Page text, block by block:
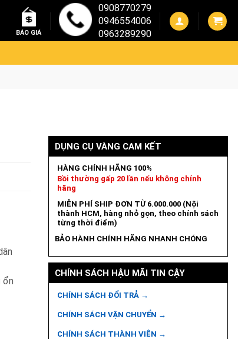
BÁO GIÁ
0908770279
0946554006
0963289290
ổn
DỤNG CỤ VÀNG CAM KẾT
HÀNG CHÍNH HÃNG 100%
Bồi thường gấp 20 lần nếu không chính
hãng
MIỄN PHÍ SHIP ĐƠN TỪ 6.000.000 (Nội
thành HCM, hàng nhỏ gọn, theo chính sách
từng thời điểm)
BẢO HÀNH CHÍNH HÃNG NHANH CHÓNG
CHÍNH SÁCH HẬU MÃI TIN CẬY
CHÍNH SÁCH ĐỔI TRẢ →
CHÍNH SÁCH VẬN CHUYỂN →
CHÍNH SÁCH THÀNH VIÊN →